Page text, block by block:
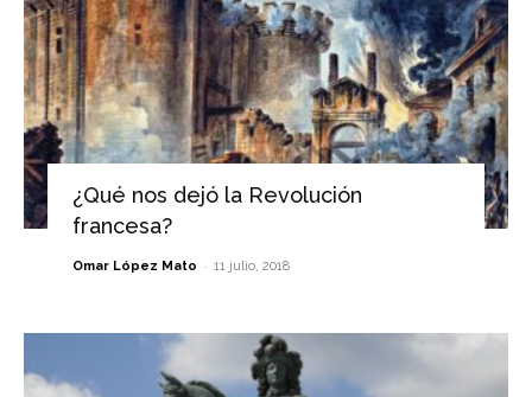
¿Qué nos dejó la Revolución
francesa?
Omar López Mato - 11 julio, 2018